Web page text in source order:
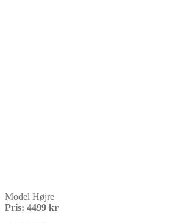
Model Højre
Pris: 4499 kr